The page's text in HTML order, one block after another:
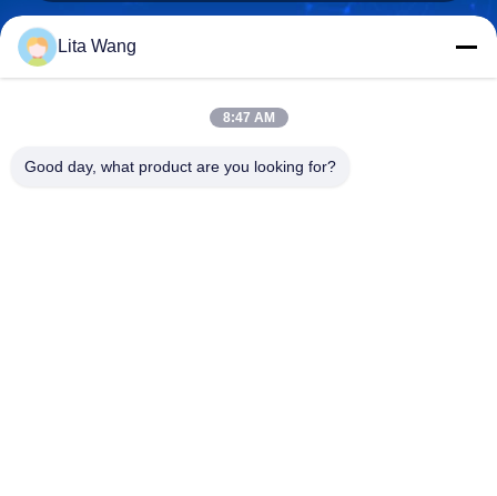
lita@screenmeshnet.com
Lita Wang
8:47 AM
Good day, what product are you looking for?